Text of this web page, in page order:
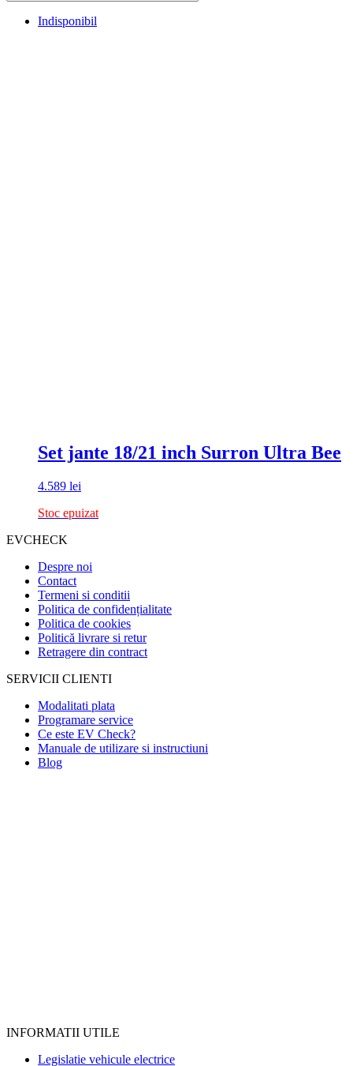
Indisponibil
Set jante 18/21 inch Surron Ultra Bee
4.589 lei
Stoc epuizat
EVCHECK
Despre noi
Contact
Termeni si conditii
Politica de confidențialitate
Politica de cookies
Politică livrare si retur
Retragere din contract
SERVICII CLIENTI
Modalitati plata
Programare service
Ce este EV Check?
Manuale de utilizare si instructiuni
Blog
INFORMATII UTILE
Legislatie vehicule electrice